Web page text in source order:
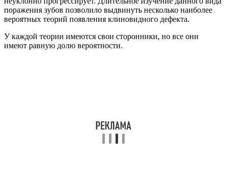
поражения зубов позволило выдвинуть несколько наиболее
вероятных теорий появления клиновидного дефекта.
У каждой теории имеются свои сторонники, но все они
имеют равную долю вероятности.